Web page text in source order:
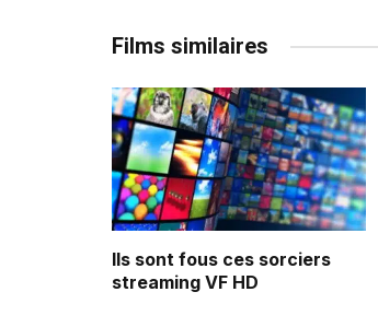
Films similaires
Ils sont fous ces sorciers
streaming VF HD